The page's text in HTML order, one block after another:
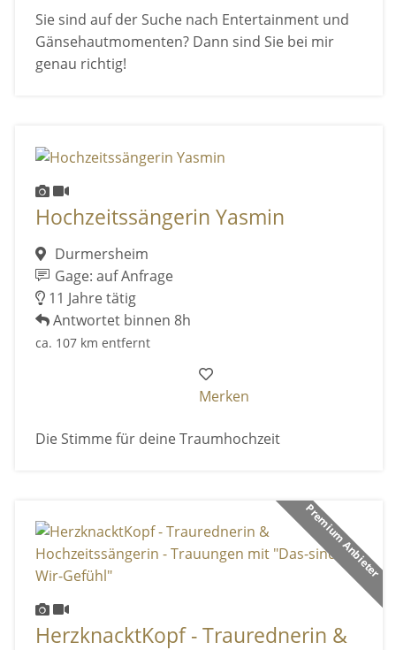
Sie sind auf der Suche nach Entertainment und
Gänsehautmomenten? Dann sind Sie bei mir
genau richtig!
Hochzeitssängerin Yasmin
Durmersheim
Gage: auf Anfrage
11 Jahre tätig
Antwortet binnen 8h
ca. 107 km entfernt
Merken
Die Stimme für deine Traumhochzeit
Premium Anbieter
HerzknacktKopf - Traurednerin &